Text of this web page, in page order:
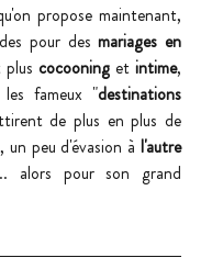
propose maintenant,
pour des mariages en
cocooning et intime,
fameux "destinations
" qui attirent de plus en plus de
peu d'évasion à l'autre
alors pour son grand